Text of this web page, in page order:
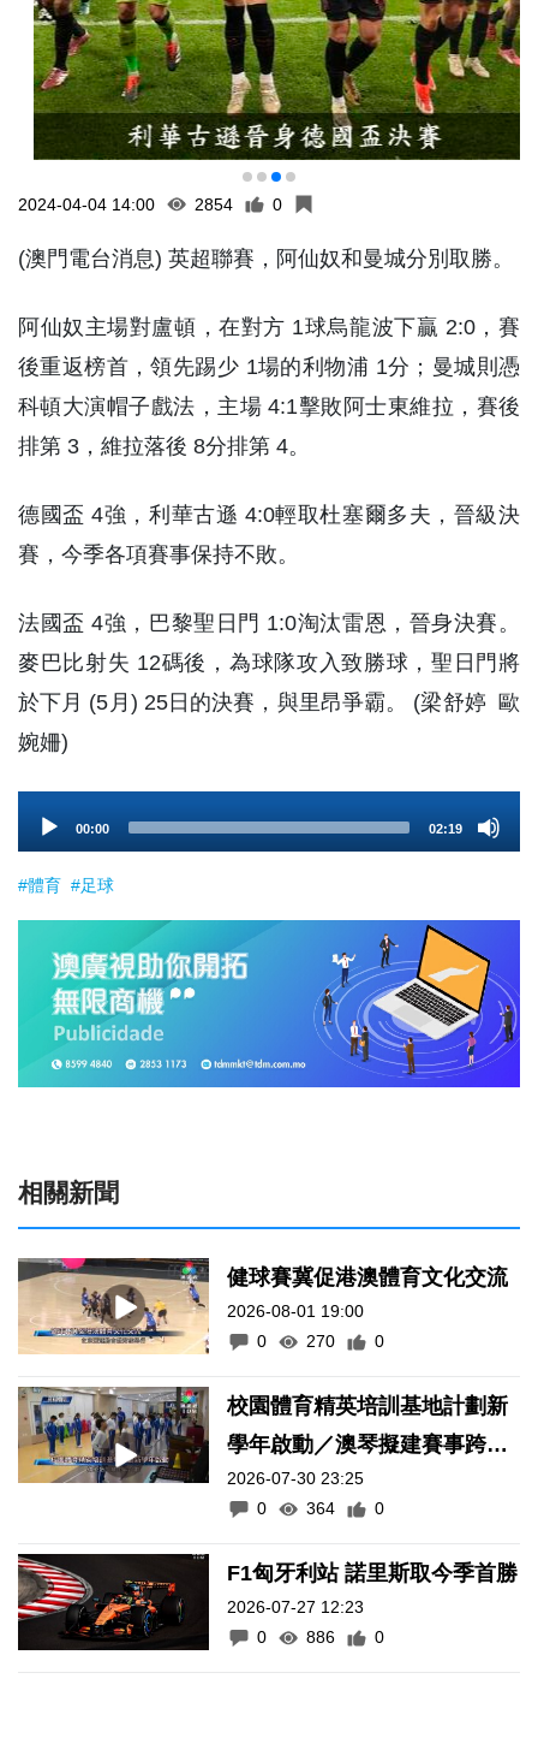
2024-04-04 14:00 2854 0
(澳門電台消息) 英超聯賽，阿仙奴和曼城分別取勝。
阿仙奴主場對盧頓，在對方 1球烏龍波下贏 2:0，賽
後重返榜首，領先踢少 1場的利物浦 1分；曼城則憑
科頓大演帽子戲法，主場 4:1擊敗阿士東維拉，賽後
排第 3，維拉落後 8分排第 4。
德國盃 4強，利華古遜 4:0輕取杜塞爾多夫，晉級決
賽，今季各項賽事保持不敗。
法國盃 4強，巴黎聖日門 1:0淘汰雷恩，晉身決賽。
麥巴比射失 12碼後，為球隊攻入致勝球，聖日門將
於下月 (5月) 25日的決賽，與里昂爭霸。 (梁舒婷 歐
婉姍)
Player
00:00 02:19
#體育 #足球
相關新聞
健球賽冀促港澳體育文化交流
2026-08-01 19:00
0
270 0
校園體育精英培訓基地計劃新
學年啟動／澳琴擬建賽事跨境
通關便利化機制
2026-07-30 23:25
0
364 0
F1匈牙利站 諾里斯取今季首勝
2026-07-27 12:23
0
886 0